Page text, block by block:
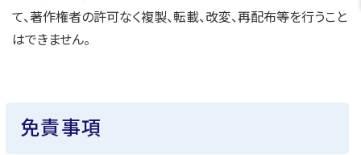
て、著作権者の許可なく複製、転載、改変、再配布等を行うこと
はできません。
免責事項